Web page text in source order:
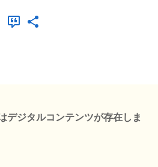
デジタルコンテンツが存在しま